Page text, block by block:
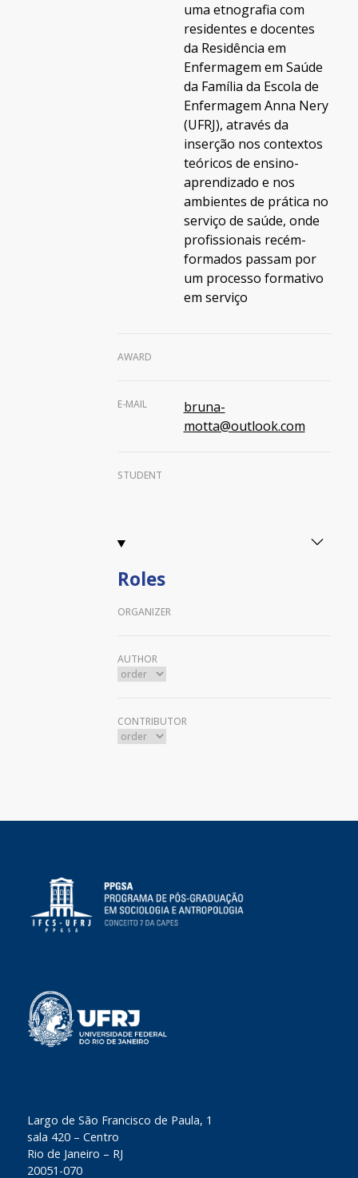
uma etnografia com
residentes e docentes
da Residência em
Enfermagem em Saúde
da Família da Escola de
Enfermagem Anna Nery
(UFRJ), através da
inserção nos contextos
teóricos de ensino-
aprendizado e nos
ambientes de prática no
serviço de saúde, onde
profissionais recém-
formados passam por
um processo formativo
em serviço
AWARD
E-MAIL
bruna-
motta@outlook.com
STUDENT
Roles
ORGANIZER
AUTHOR
CONTRIBUTOR
​Largo de São Francisco de Paula, 1
sala 420 – Centro
Rio de Janeiro – RJ
20051-070